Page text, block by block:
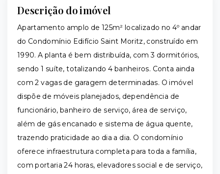
Descrição do imóvel
Apartamento amplo de 125m² localizado no 4º andar
do Condomínio Edifício Saint Moritz, construído em
1990. A planta é bem distribuída, com 3 dormitórios,
sendo 1 suíte, totalizando 4 banheiros. Conta ainda
com 2 vagas de garagem determinadas. O imóvel
dispõe de móveis planejados, dependência de
funcionário, banheiro de serviço, área de serviço,
além de gás encanado e sistema de água quente,
trazendo praticidade ao dia a dia. O condomínio
oferece infraestrutura completa para toda a família,
com portaria 24 horas, elevadores social e de serviço,